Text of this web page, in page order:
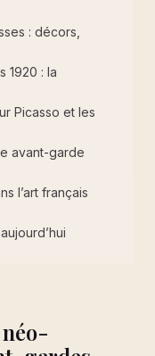
: décors,
1920 : la
Picasso et les
avant-garde
l’art français